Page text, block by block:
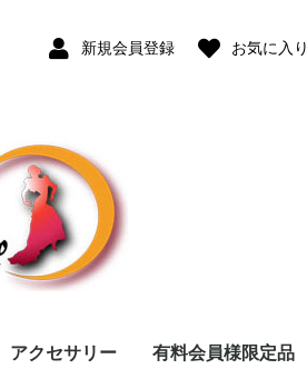
新規会員登録 お気に入り
アクセサリー 有料会員様限定品